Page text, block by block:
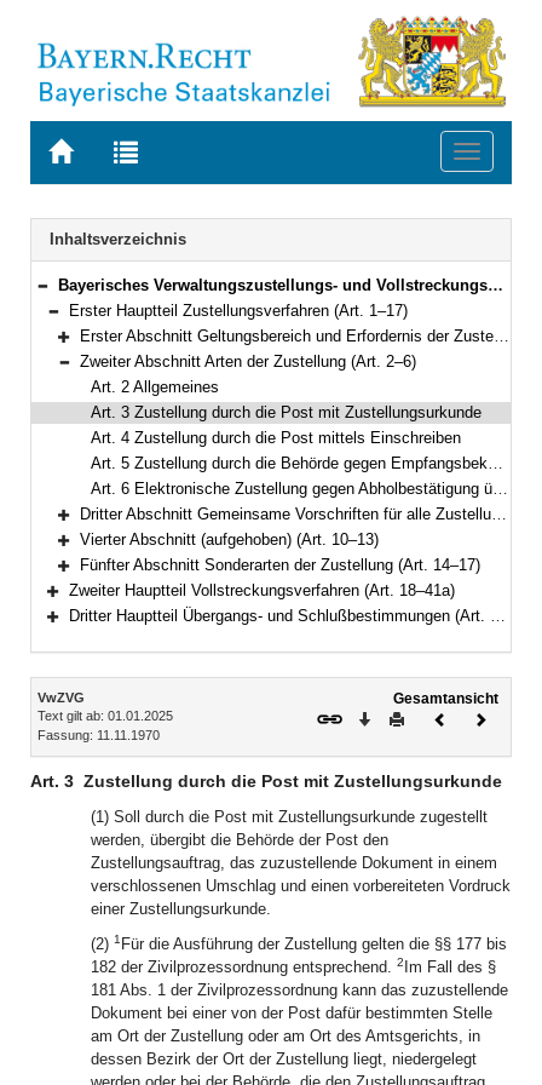
Zur
BAYERN.RECHT
Zur
letzten
Suche
Toggle
Navigation
Inhaltsverzeichnis
Bereich reduzieren
Bayerisches Verwaltungszustellungs- und Vollstreckungsgesetz (VwZVG) in der Fassung der Bekanntmachung vom 11. November 1970 (BayRS II S. 232) BayRS 2010-2-I (Art. 1–45)
Bereich reduzieren
Erster Hauptteil Zustellungsverfahren (Art. 1–17)
Bereich erweitern
Erster Abschnitt Geltungsbereich und Erfordernis der Zustellung (Art. 1)
Bereich reduzieren
Zweiter Abschnitt Arten der Zustellung (Art. 2–6)
Art. 2 Allgemeines
Art. 3 Zustellung durch die Post mit Zustellungsurkunde
Art. 4 Zustellung durch die Post mittels Einschreiben
Art. 5 Zustellung durch die Behörde gegen Empfangsbekenntnis; elektronische Zustellung
Art. 6 Elektronische Zustellung gegen Abholbestätigung über De-Mail-Dienste
Bereich erweitern
Dritter Abschnitt Gemeinsame Vorschriften für alle Zustellungsarten (Art. 7–9)
Bereich erweitern
Vierter Abschnitt (aufgehoben) (Art. 10–13)
Bereich erweitern
Fünfter Abschnitt Sonderarten der Zustellung (Art. 14–17)
Bereich erweitern
Zweiter Hauptteil Vollstreckungsverfahren (Art. 18–41a)
Dritter Hauptteil Übergangs- und Schlußbestimmungen (Art. 42–45)
Inhalt
VwZVG
Text gilt ab: 01.01.2025
Fassung: 11.11.1970
Gesamtansicht
Download
DruckenVorheriges
Art. 3 Zustellung durch die Post mit Zustellungsurkunde
(1) Soll durch die Post mit Zustellungsurkunde zugestellt
werden, übergibt die Behörde der Post den
Zustellungsauftrag, das zuzustellende Dokument in einem
verschlossenen Umschlag und einen vorbereiteten Vordruck
einer Zustellungsurkunde.
(2) 1 Für die Ausführung der Zustellung gelten die §§ 177 bis
182 der Zivilprozessordnung entsprechend. 2 Im Fall des §
181 Abs. 1 der Zivilprozessordnung kann das zuzustellende
Dokument bei einer von der Post dafür bestimmten Stelle
am Ort der Zustellung oder am Ort des Amtsgerichts, in
dessen Bezirk der Ort der Zustellung liegt, niedergelegt